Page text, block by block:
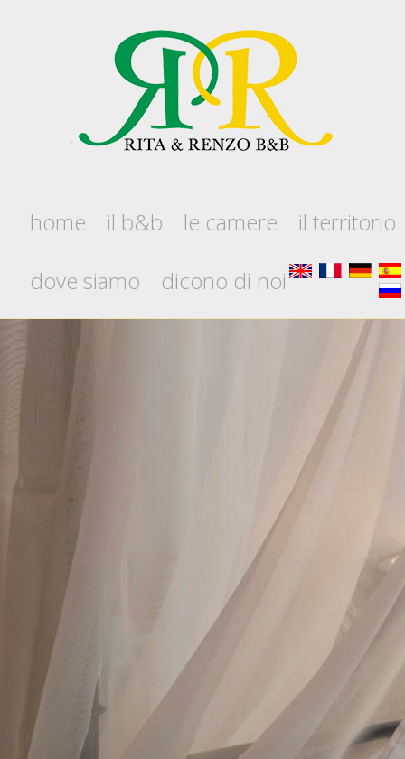
home il b&b le camere
il territorio
dove siamo
dicono di noi